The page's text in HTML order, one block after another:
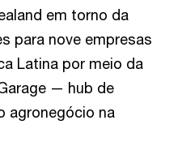
em torno da
para nove empresas
Latina por meio da
— hub de
agronegócio na